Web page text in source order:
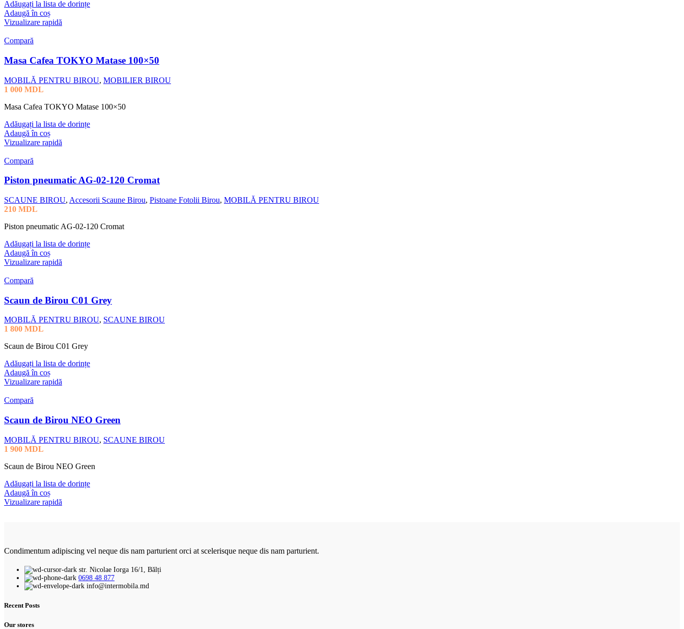
Adăugați la lista de dorințe
Adaugă în coș
Vizualizare rapidă
Compară
Masa Cafea TOKYO Matase 100×50
MOBILĂ PENTRU BIROU, MOBILIER BIROU
1 000 MDL
Masa Cafea TOKYO Matase 100×50
Adăugați la lista de dorințe
Adaugă în coș
Vizualizare rapidă
Compară
Piston pneumatic AG-02-120 Cromat
SCAUNE BIROU, Accesorii Scaune Birou, Pistoane Fotolii Birou, MOBILĂ PENTRU BIROU
210 MDL
Piston pneumatic AG-02-120 Cromat
Adăugați la lista de dorințe
Adaugă în coș
Vizualizare rapidă
Compară
Scaun de Birou C01 Grey
MOBILĂ PENTRU BIROU, SCAUNE BIROU
1 800 MDL
Scaun de Birou C01 Grey
Adăugați la lista de dorințe
Adaugă în coș
Vizualizare rapidă
Compară
Scaun de Birou NEO Green
MOBILĂ PENTRU BIROU, SCAUNE BIROU
1 900 MDL
Scaun de Birou NEO Green
Adăugați la lista de dorințe
Adaugă în coș
Vizualizare rapidă
Condimentum adipiscing vel neque dis nam parturient orci at scelerisque neque dis nam parturient.
str. Nicolae Iorga 16/1, Bălți
0698 48 877
info@intermobila.md
Recent Posts
Our stores